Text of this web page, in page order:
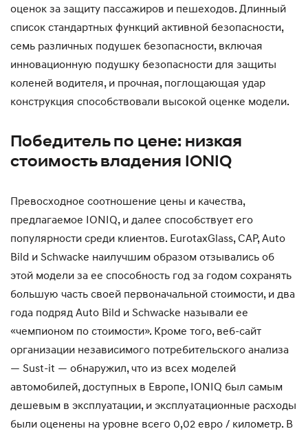
оценок за защиту пассажиров и пешеходов. Длинный
список стандартных функций активной безопасности,
семь различных подушек безопасности, включая
инновационную подушку безопасности для защиты
коленей водителя, и прочная, поглощающая удар
конструкция способствовали высокой оценке модели.
Победитель по цене: низкая
стоимость владения IONIQ
Превосходное соотношение цены и качества,
предлагаемое IONIQ, и далее способствует его
популярности среди клиентов. EurotaxGlass, CAP, Auto
Bild и Schwacke наилучшим образом отзывались об
этой модели за ее способность год за годом сохранять
большую часть своей первоначальной стоимости, и два
года подряд Auto Bild и Schwacke называли ее
«чемпионом по стоимости». Кроме того, веб-сайт
организации независимого потребительского анализа
— Sust-it — обнаружил, что из всех моделей
автомобилей, доступных в Европе, IONIQ был самым
дешевым в эксплуатации, и эксплуатационные расходы
были оценены на уровне всего 0,02 евро / километр. В